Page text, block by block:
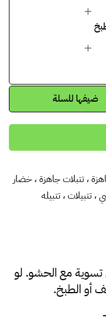
ضيفها للسلة
، تتبلات جاهزة ، خضار
تتبيلات ، تتبيله
تسوية مع الحشو. لو
أو الطبخ.